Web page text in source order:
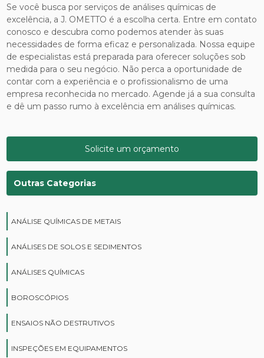
Se você busca por serviços de análises químicas de
excelência, a J. OMETTO é a escolha certa. Entre em contato
conosco e descubra como podemos atender às suas
necessidades de forma eficaz e personalizada. Nossa equipe
de especialistas está preparada para oferecer soluções sob
medida para o seu negócio. Não perca a oportunidade de
contar com a experiência e o profissionalismo de uma
empresa reconhecida no mercado. Agende já a sua consulta
e dê um passo rumo à excelência em análises químicas.
Solicite um orçamento
Outras Categorias
ANÁLISE QUÍMICAS DE METAIS
ANÁLISES DE SOLOS E SEDIMENTOS
ANÁLISES QUÍMICAS
BOROSCÓPIOS
ENSAIOS NÃO DESTRUTIVOS
INSPEÇÕES EM EQUIPAMENTOS